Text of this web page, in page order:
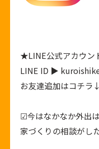
★LINE公式アカウン
LINE ID ▶
お友達追加はコチ
︎︎︎︎︎︎☑︎今はなかなか外出は
家づくりの相談がし